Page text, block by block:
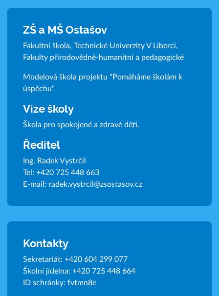
ZŠ a MŠ Ostašov
Fakultní škola, Technické Univerzity V Liberci,
Fakulty přírodovědně-humanitní a pedagogické
Modelová škola projektu "Pomáháme školám k
úspěchu"
Vize školy
Škola pro spokojené a zdravé děti.
Ředitel
Ing. Radek Vystrčil
Tel: +420 725 448 663
E-mail: radek.vystrcil@zsostasov.cz
Kontakty
Sekretariát: +420 604 299 077
Školní jídelna: +420 725 448 664
ID schránky: fvtmn8e